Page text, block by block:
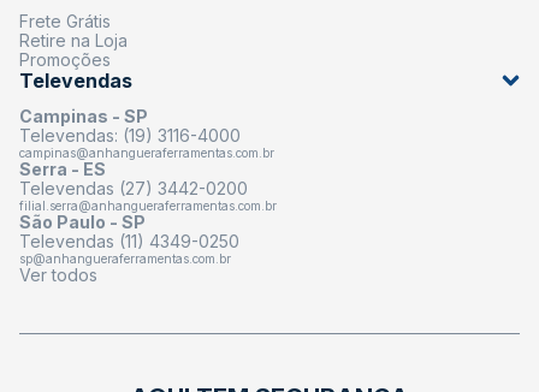
Frete Grátis
Retire na Loja
Promoções
Televendas
Campinas - SP
Televendas: (19) 3116-4000
campinas@anhangueraferramentas.com.br
Serra - ES
Televendas (27) 3442-0200
filial.serra@anhangueraferramentas.com.br
São Paulo - SP
Televendas (11) 4349-0250
sp@anhangueraferramentas.com.br
Ver todos